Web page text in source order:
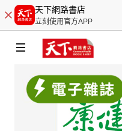
天下網路書店
立刻使用官方APP